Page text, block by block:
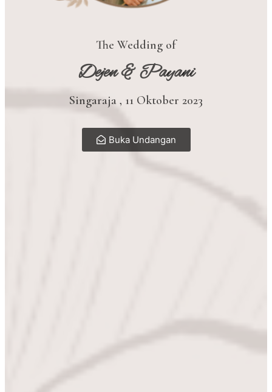
The Wedding of
Dejen & Payani
Singaraja , 11 Oktober 2023
Buka Undangan